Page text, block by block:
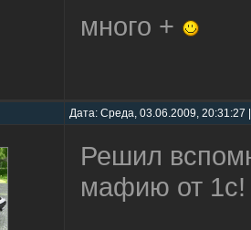
много +
Дата: Среда, 03.06.2009,
Решил
мафию от 1с!